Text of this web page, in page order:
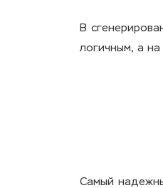
В
логичным, а на
Самый